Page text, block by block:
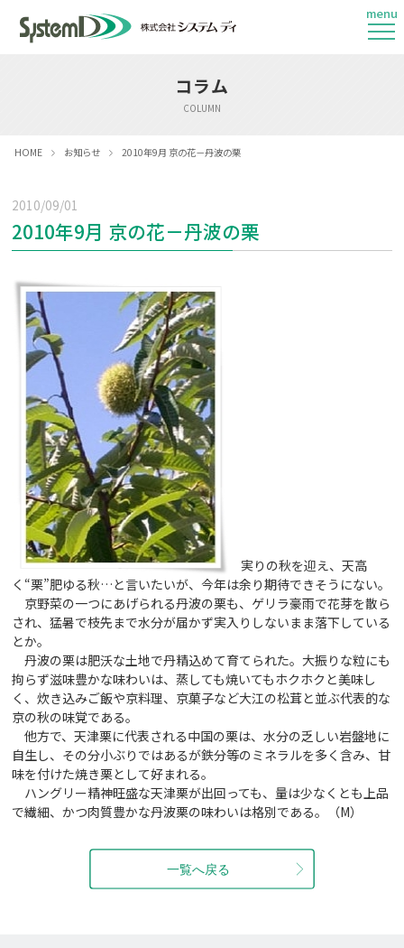
menu
コラム
COLUMN
HOME お知らせ 2010年9月 京の花－丹波の栗
2010/09/01
2010年9月 京の花－丹波の栗
実りの秋を迎え、天高
く“栗”肥ゆる秋…と言いたいが、今年は余り期待できそうにない。
京野菜の一つにあげられる丹波の栗も、ゲリラ豪雨で花芽を散ら
され、猛暑で枝先まで水分が届かず実入りしないまま落下している
とか。
丹波の栗は肥沃な土地で丹精込めて育てられた。大振りな粒にも
拘らず滋味豊かな味わいは、蒸しても焼いてもホクホクと美味し
く、炊き込みご飯や京料理、京菓子など大江の松茸と並ぶ代表的な
京の秋の味覚である。
他方で、天津栗に代表される中国の栗は、水分の乏しい岩盤地に
自生し、その分小ぶりではあるが鉄分等のミネラルを多く含み、甘
味を付けた焼き栗として好まれる。
ハングリー精神旺盛な天津栗が出回っても、量は少なくとも上品
で繊細、かつ肉質豊かな丹波栗の味わいは格別である。（M）